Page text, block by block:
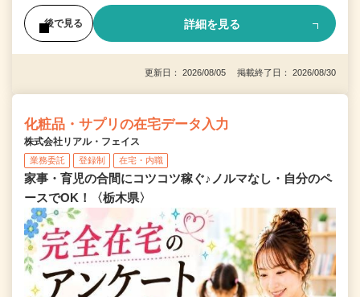
後で見る 詳細を見る
更新日： 2026/08/05 掲載終了日： 2026/08/30
化粧品・サプリの在宅データ入力
株式会社リアル・フェイス
業務委託 登録制 在宅・内職
家事・育児の合間にコツコツ稼ぐ♪ノルマなし・自分のペ
ースでOK！〈栃木県〉